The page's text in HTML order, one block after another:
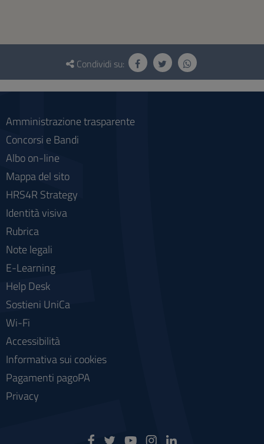
Questionario
social
Condividi su:
Amministrazione trasparente
Concorsi e Bandi
Albo on-line
Mappa del sito
HRS4R Strategy
Identità visiva
Rubrica
Note legali
E-Learning
Help Desk
Sostieni UniCa
Wi-Fi
Accessibilità
Informativa sui cookies
Pagamenti pagoPA
Privacy